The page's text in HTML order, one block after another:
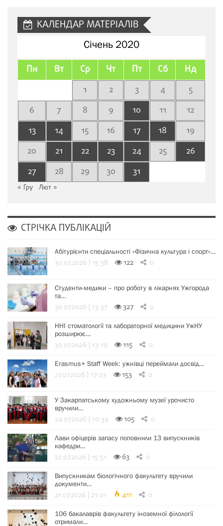
КАЛЕНДАР МАТЕРІАЛІВ
Січень 2020
Пн Вт Ср Чт Пт Сб Нд
1 2 3 4
5
6
7 8 9 10 11
12
13
14 15 16 17 18
19
20
21 22 23 24 25
26
27
28 29 30 31
« Гру Лют »
СТРІЧКА ПУБЛІКАЦІЙ
Абітурієнти спеціальності «Фізична культура і спорт»…
30.07.2026 | 15:38 122 0
Студенти-медики – про роботу в лікарнях Ужгорода
та…
30.07.2026 | 13:37 327 0
ННІ стоматології та лабораторної медицини УжНУ
розширює…
30.07.2026 | 13:19 115 0
Erasmus+ Staff Week: ужнівці переймали досвід…
27.07.2026 | 17:03 153 0
У Закарпатському художньому музеї урочисто
вручили…
24.07.2026 | 10:39 105 0
Лави офіцерів запасу поповнили 13 випускників
кафедри…
22.07.2026 | 15:51 63 0
Випускникам біологічного факультету вручили
документи…
21.07.2026 | 21:01 411 0
106 бакалаврів факультету іноземної філології
отримали…